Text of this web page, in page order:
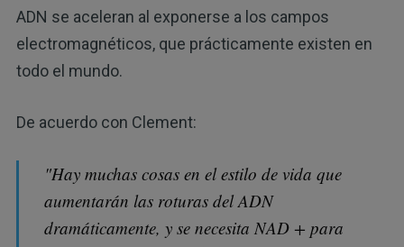
ADN se aceleran al exponerse a los campos
electromagnéticos, que prácticamente existen en
todo el mundo.
De acuerdo con Clement:
"Hay muchas cosas en el estilo de vida que
aumentarán las roturas del ADN
dramáticamente, y se necesita NAD + para